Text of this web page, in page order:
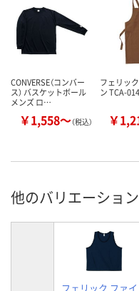
CONVERSE（コンバー
ス） バスケットボール
メンズ ロ…
￥1,558～（税込）
フェリッ
ン TCA-014
￥
他のバリエーション
フェリック ファイ